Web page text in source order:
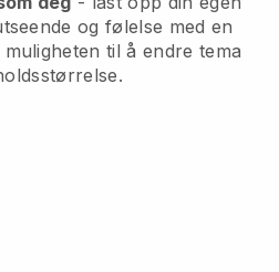
og følelse med en
til å endre tema